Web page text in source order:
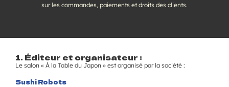
sur les commandes, paiements et droits des clients.
1. Éditeur et organisateur :
Le salon « À la Table du Japon » est organisé par la société :
Sushi Robots